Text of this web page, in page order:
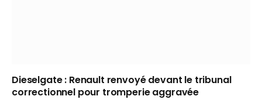
Dieselgate : Renault renvoyé devant le tribunal
correctionnel pour tromperie aggravée